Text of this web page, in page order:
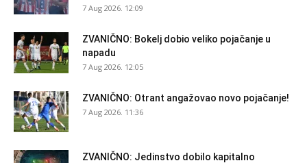
7 Aug 2026. 12:09
ZVANIČNO: Bokelj dobio veliko pojačanje u
napadu
7 Aug 2026. 12:05
ZVANIČNO: Otrant angažovao novo pojačanje!
7 Aug 2026. 11:36
ZVANIČNO: Jedinstvo dobilo kapitalno